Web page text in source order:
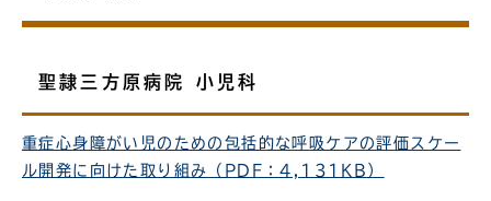
聖隷三方原病院 小児科
重症心身障がい児のための包括的な呼吸ケアの評価スケー
ル開発に向けた取り組み（PDF：4,131KB）